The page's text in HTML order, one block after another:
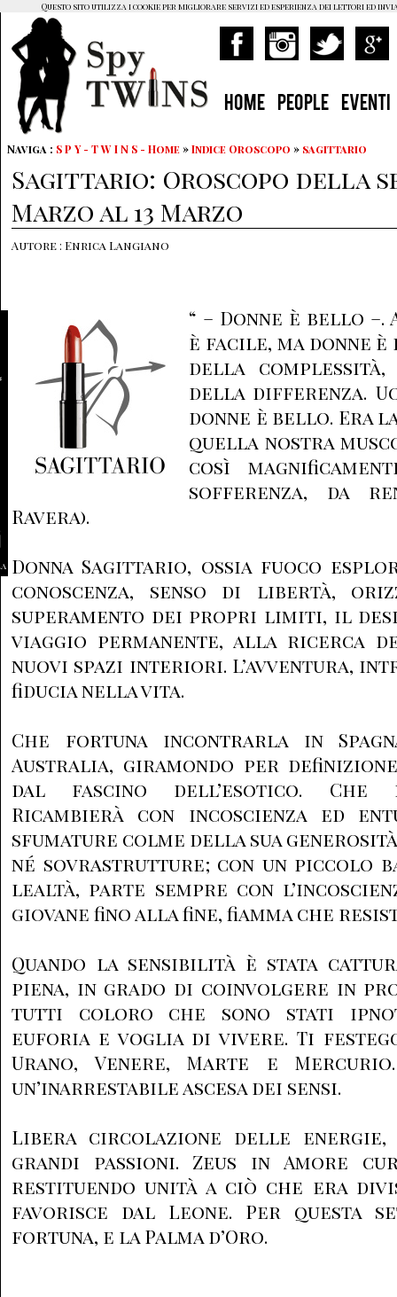
HOME PEOPLE EVENTI
Naviga : S P Y - T W I N S - Home »Indice Oroscopo » sagittario
Sagittario: Oroscopo della
Marzo al 13 Marzo
Autore : Enrica Langiano
“ – Donne è bello
è facile, ma donne
della
della differenza.
donne è bello. Era
quella nostra
così
sofferenza, da
Ravera).
Donna Sagittario, ossia fuoco
conoscenza, senso di libertà,
superamento dei propri limiti, il
viaggio permanente, alla ricerca
nuovi spazi interiori. L’avventura,
fiducia nella vita.
Che fortuna incontrarla in
Australia, giramondo per
dal fascino dell’esotico. Che
Ricambierà con incoscienza ed
sfumature colme della sua
né sovrastrutture; con un piccolo
lealtà, parte sempre con
giovane fino alla fine, fiamma che
Quando la sensibilità è stata
piena, in grado di coinvolgere in
tutti coloro che sono stati
euforia e voglia di vivere. Ti
Urano, Venere, Marte e
un’inarrestabile ascesa dei sensi.
Libera circolazione delle
grandi passioni. Zeus in Amore
restituendo unità a ciò che era
favorisce dal Leone. Per questa
fortuna, e la Palma d’Oro.
Questo sito utilizza i cookie per migliorare servizi ed esperienza dei lettori ed